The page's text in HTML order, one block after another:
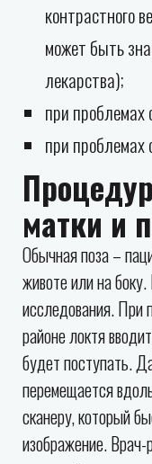
контрастного
может быть
лекарства);
при проблемах
при проблемах
матки и
Обычная поза –
животе или на
исследования. При
районе локтя
будет поступать.
перемещается
сканеру, который
изображение. Врач-